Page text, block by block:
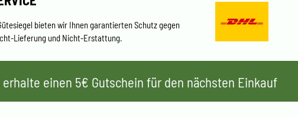
bieten wir Ihnen garantierten Schutz gegen
Lieferung und Nicht-Erstattung.
erhalte einen 5€ Gutschein für den nächsten Einkauf